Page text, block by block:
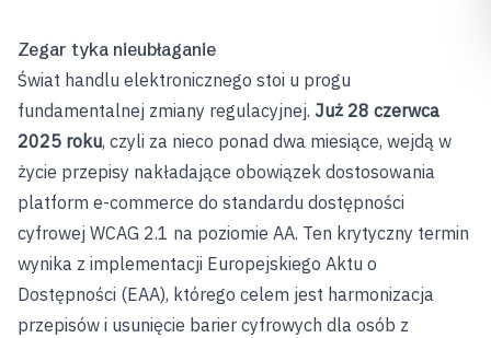
Zegar tyka nieubłaganie
Świat handlu elektronicznego stoi u progu
fundamentalnej zmiany regulacyjnej. Już 28 czerwca
2025 roku, czyli za nieco ponad dwa miesiące, wejdą w
życie przepisy nakładające obowiązek dostosowania
platform e-commerce do standardu dostępności
cyfrowej WCAG 2.1 na poziomie AA. Ten krytyczny termin
wynika z implementacji Europejskiego Aktu o
Dostępności (EAA), którego celem jest harmonizacja
przepisów i usunięcie barier cyfrowych dla osób z